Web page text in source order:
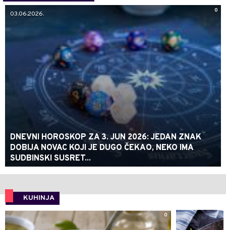
0
03.06.2026.
DNEVNI HOROSKOP ZA 3. JUN 2026: JEDAN ZNAK
DOBIJA NOVAC KOJI JE DUGO ČEKAO, NEKO IMA
SUDBINSKI SUSRET...
KUHINJA
0